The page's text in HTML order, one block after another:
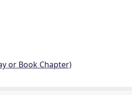
or Book Chapter)